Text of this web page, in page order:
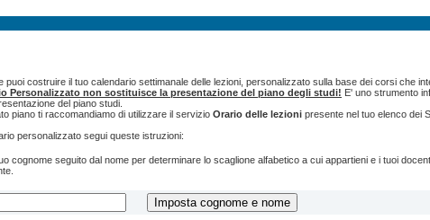
puoi costruire il tuo calendario settimanale delle lezioni, personalizzato sulla base dei corsi che
Personalizzato non sostituisce la presentazione del piano degli studi! E' uno strumento
del piano studi.
piano ti raccomandiamo di utilizzare il servizio Orario delle lezionipresente nel tuo elenco dei
personalizzato segui queste istruzioni:
cognome seguito dal nome per determinare lo scaglione alfabetico a cui appartieni e i tuoi